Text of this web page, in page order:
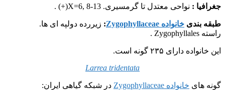
جغرافیا : نواحی معتدل تا گرمسیری. X=6, 8-13(+) .
طبقه بندی خانواده Zygophyllaceae : زیررده دولپه ای ها.
راسته Zygophyllales .
این خانواده دارای ۲۳۵ گونه است.
Larrea tridentata
گونه های خانواده Zygophyllaceae در شبکه گیاهی ایران: